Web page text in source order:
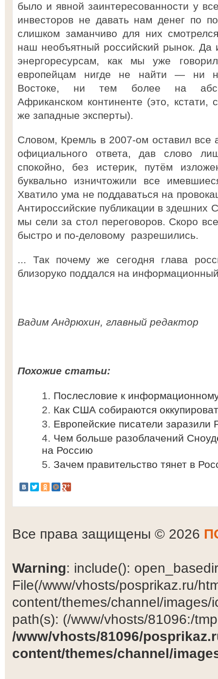
было и явной заинтересованности у
инвесторов не давать нам денег по
слишком заманчиво для них
наш необъятный российский рынок. Да
энергоресурсам, как мы уже
европейцам нигде не найти — ни
Востоке, ни тем более на
Африканском континенте (это, кстати,
же западные эксперты).
Словом, Кремль в 2007-ом оставил все
официального ответа, дав слово
спокойно, без истерик, путём
буквально изничтожили все
Хватило ума не поддаваться на
Антироссийские публикации в здешних
мы сели за стол переговоров. Скоро
быстро и по-деловому разрешились.
... Так почему же сегодня глава
близоруко поддался на
Вадим Андрюхин, главный редактор
Похожие статьи:
Послесловие к
Как США собираются
Европейские писатели заразили
Чем больше разоблачений
на Россию
Зачем правительство тянет в
Все права защищены © 2026
Warning: include():
File(/www/vhosts/posprikaz.ru/
content/themes/channel/
path(s): (/www/vhosts/81096:/
/www/vhosts/81096/
content/themes/channel/